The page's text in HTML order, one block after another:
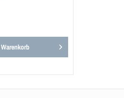
Warenkorb